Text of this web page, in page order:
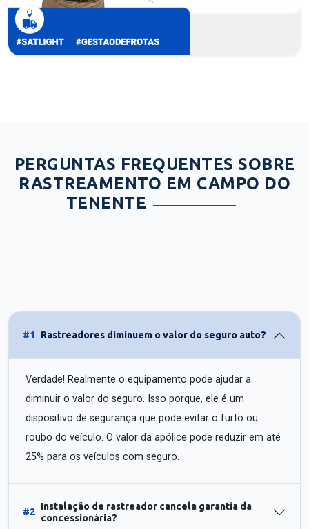
PERGUNTAS FREQUENTES SOBRE
RASTREAMENTO EM CAMPO DO
TENENTE
#1 Rastreadores diminuem o valor do seguro auto?
Verdade! Realmente o equipamento pode ajudar a
diminuir o valor do seguro. Isso porque, ele é um
dispositivo de segurança que pode evitar o furto ou
roubo do veículo. O valor da apólice pode reduzir em até
25% para os veículos com seguro.
#2
Instalação de rastreador cancela garantia da
concessionária?